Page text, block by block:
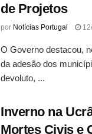
de Projetos
por Notícias Portugal
O Governo destacou,
da adesão dos
devoluto, ...
Inverno na
Mortes Civis e